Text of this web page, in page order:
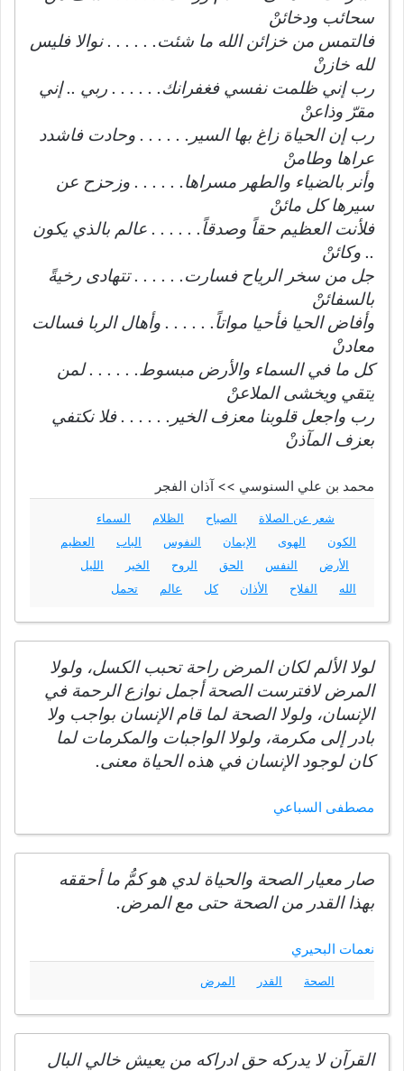
سحائب ودخائنْ
فالتمس من خزائن الله ما شئت. . . . . . نوالا فليس
لله خازنْ
رب إني ظلمت نفسي فغفرانك. . . . . . ربي .. إني
مقرّ وذاعنْ
رب إن الحياة زاغ بها السير. . . . . . وحادت فاشدد
عراها وطامنْ
وأنر بالضياء والطهر مسراها. . . . . . وزحزح عن
سيرها كل مائنْ
فلأنت العظيم حقاً وصدقاً. . . . . . عالم بالذي يكون
.. وكائنْ
جل من سخر الرياح فسارت. . . . . . تتهادى رخيةً
بالسفائنْ
وأفاض الحيا فأحيا مواتاً. . . . . . وأهال الربا فسالت
معادنْ
كل ما في السماء والأرض مبسوط. . . . . . لمن
يتقي ويخشى الملاعنْ
رب واجعل قلوبنا معزف الخير. . . . . . فلا نكتفي
بعزف المآذنْ
محمد بن علي السنوسي >> آذان الفجر
شعر عن الصلاة الصباح الظلام
السماء
الكون
الهوى الإيمان النفوس الباب
العظيم
الأرض
النفس الحق الروح الخير
الليل
الله
الفلاح الأذان كل عالم تحمل
لولا الألم لكان المرض راحة تحبب الكسل، ولولا
المرض لافترست الصحة أجمل نوازع الرحمة في
الإنسان، ولولا الصحة لما قام الإنسان بواجب ولا
بادر إلى مكرمة، ولولا الواجبات والمكرمات لما
كان لوجود الإنسان في هذه الحياة معنى.
مصطفى السباعي
صار معيار الصحة والحياة لدي هو كمُّ ما أحققه
بهذا القدر من الصحة حتى مع المرض.
نعمات البحيري
الصحة القدر المرض
القرآن لا يدركه حق ادراكه من يعيش خالي البال